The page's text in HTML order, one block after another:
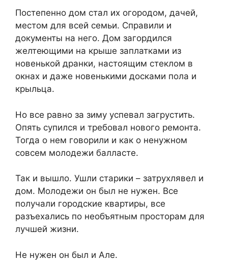
Постепенно дом стал их огородом, дачей,
местом для всей семьи. Справили и
документы на него. Дом загордился
желтеющими на крыше заплатками из
новенькой дранки, настоящим стеклом в
окнах и даже новенькими досками пола и
крыльца.
Но все равно за зиму успевал загрустить.
Опять супился и требовал нового ремонта.
Тогда о нем говорили и как о ненужном
совсем молодежи балласте.
Так и вышло. Ушли старики – затрухлявел и
дом. Молодежи он был не нужен. Все
получали городские квартиры, все
разъехались по необъятным просторам для
лучшей жизни.
Не нужен он был и Але.